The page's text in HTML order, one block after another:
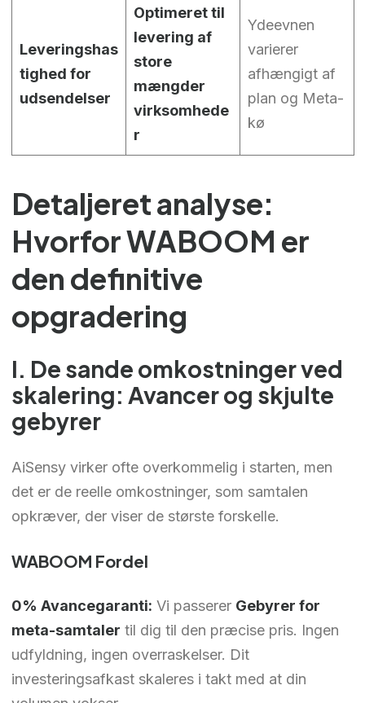
Leveringshas
tighed for
udsendelser
Optimeret til
levering af
store
mængder
virksomhede
r
Ydeevnen
varierer
afhængigt af
plan og Meta-
kø
Detaljeret analyse:
Hvorfor WABOOM er
den definitive
opgradering
I. De sande omkostninger ved
skalering: Avancer og skjulte
gebyrer
AiSensy virker ofte overkommelig i starten, men
det er de reelle omkostninger, som samtalen
opkræver, der viser de største forskelle.
WABOOM Fordel
0% Avancegaranti: Vi passerer Gebyrer for
meta-samtaler til dig til den præcise pris. Ingen
udfyldning, ingen overraskelser. Dit
investeringsafkast skaleres i takt med at din